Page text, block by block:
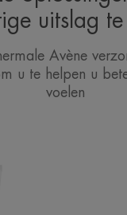
uitslag
Avène
u te helpen u
voelen